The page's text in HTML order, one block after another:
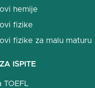
hemije
fizike
fizike za malu maturu
ISPITE
TOEFL